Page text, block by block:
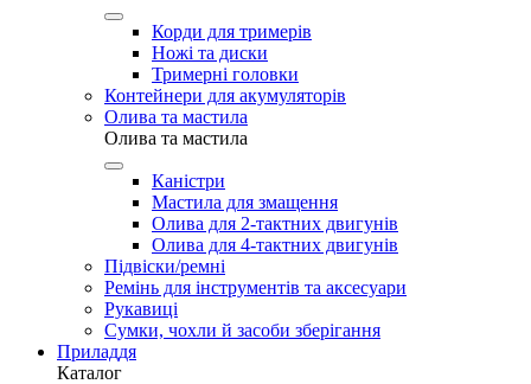
Корди для тримерів
Ножі та диски
Тримерні головки
Контейнери для акумуляторів
Олива та мастила
Олива та мастила
Каністри
Мастила для змащення
Олива для 2-тактних двигунів
Олива для 4-тактних двигунів
Підвіски/ремні
Ремінь для інструментів та аксесуари
Рукавиці
Сумки, чохли й засоби зберігання
Приладдя
Каталог